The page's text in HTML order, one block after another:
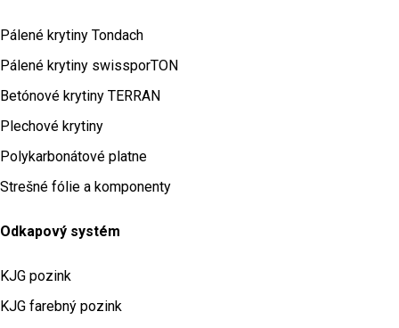
Pálené krytiny Tondach
Pálené krytiny swissporTON
Betónové krytiny TERRAN
Plechové krytiny
Polykarbonátové platne
Strešné fólie a komponenty
Odkapový systém
KJG pozink
KJG farebný pozink